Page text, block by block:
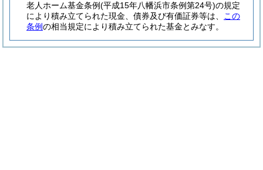
老人ホーム基金条例(平成15年八幡浜市条例第24号)の規定
により積み立てられた現金、債券及び有価証券等は、
この
条例の相当規定により積み立てられた基金とみなす。